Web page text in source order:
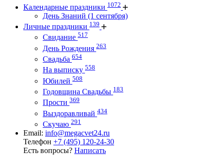
Календарные праздники 1072
День Знаний (1 сентября)
Личные праздники 139
Свидание 517
День Рождения 263
Свадьба 654
На выписку 558
Юбилей 508
Годовщина Свадьбы 183
Прости 369
Выздоравливай 434
Скучаю 291
Email: info@megacvet24.ru
Телефон +7 (495) 120-24-30
Есть вопросы? Написать